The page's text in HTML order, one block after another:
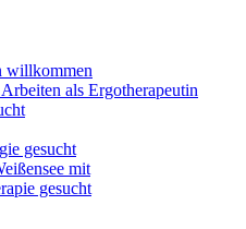
willkommen
als Ergotherapeutin
gesucht
mit
gesucht